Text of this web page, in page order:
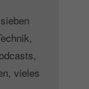
vieles